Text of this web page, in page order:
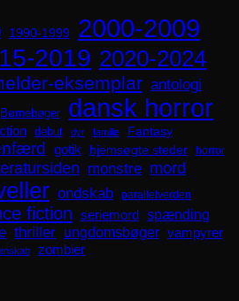
1990-1999 2000-2009
2019 2020-2024
eksemplar antologi
Børnebøger dansk horror
debut dyr familie Fantasy
gotik hjemsøgte steder horror
monstre mord
ondskab parallelverden
fiction seriemord spænding
thriller ungdomsbøger vampyrer
zombier